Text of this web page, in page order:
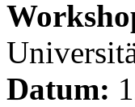
Datum: